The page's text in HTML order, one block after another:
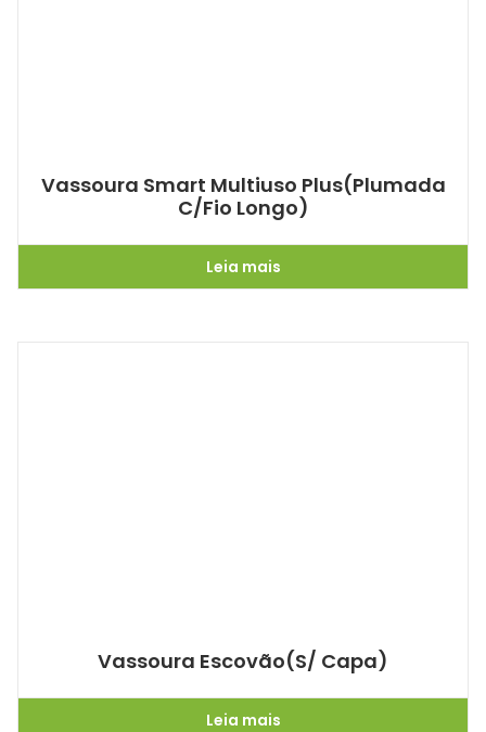
Vassoura Smart Multiuso Plus(Plumada
C/Fio Longo)
Leia mais
Vassoura Escovão(S/ Capa)
Leia mais